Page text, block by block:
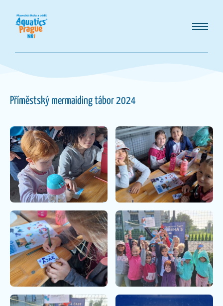
Příměstský mermaiding tábor 2024